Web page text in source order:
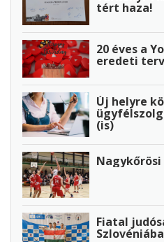
tért haza!
20 éves a
eredeti
Új helyre
(is)
Fiatal